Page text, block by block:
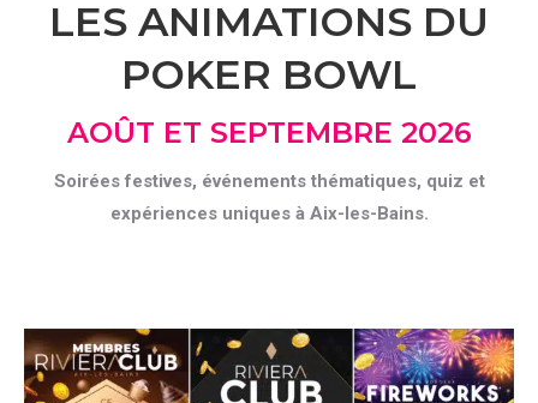
LES ANIMATIONS DU
POKER BOWL
AOÛT ET SEPTEMBRE 2026
Soirées festives, événements thématiques, quiz et
expériences uniques à Aix-les-Bains.